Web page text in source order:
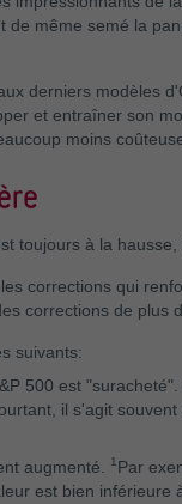
même semé la
derniers modèles
et entraîner son
moins
toujours à la
corrections qui
corrections de plus
suivants:
500 est
il s'agit
augmenté. 1Par
est bien inférieure